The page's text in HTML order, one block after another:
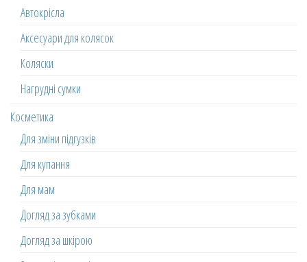
Автокрісла
Аксесуари для колясок
Коляски
Нагрудні сумки
Косметика
Для зміни підгузків
Для купання
Для мам
Догляд за зубками
Догляд за шкірою